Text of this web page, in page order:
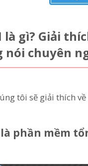
là gì? Giải
nói chuyên
tôi sẽ giải thích về
là phần mềm